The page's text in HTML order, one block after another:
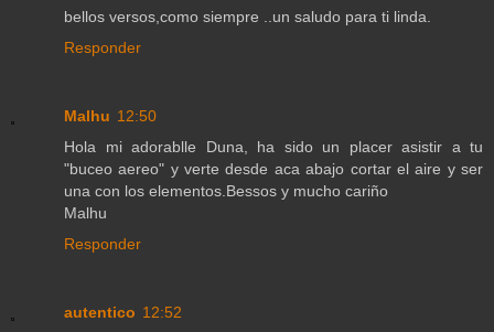
bellos versos,como siempre ..un saludo para ti linda.
Responder
Malhu 12:50
Hola mi adorablle Duna, ha sido un placer asistir a tu
"buceo aereo" y verte desde aca abajo cortar el aire y ser
una con los elementos.Bessos y mucho cariño
Malhu
Responder
autentico 12:52